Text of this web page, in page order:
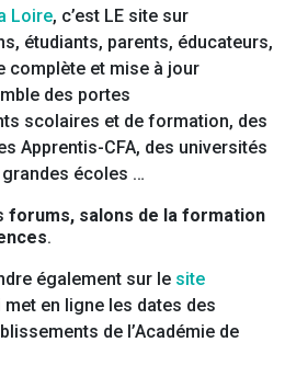
Loire, c’est LE site sur
étudiants, parents, éducateurs,
complète et mise à jour
des portes
scolaires et de formation, des
Apprentis-CFA, des universités
écoles …
forums, salons de la formation
.
également sur le site
met en ligne les dates des
de l’Académie de